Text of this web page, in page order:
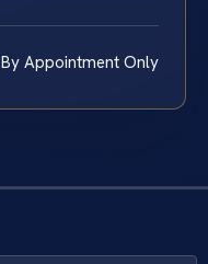
By Appointment Only